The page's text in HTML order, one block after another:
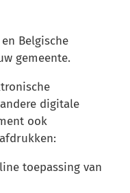
Belgische
gemeente.
digitale
ook
toepassing van